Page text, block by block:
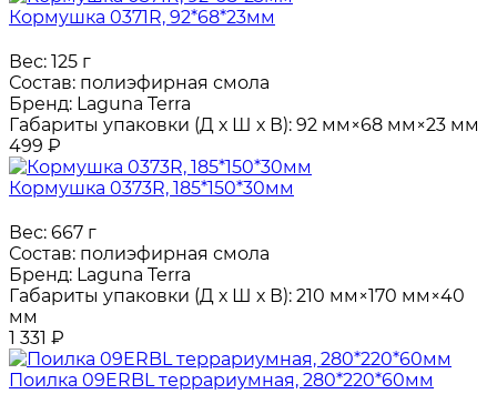
Кормушка 0371R, 92*68*23мм
Вес: 125 г
Состав: полиэфирная смола
Бренд: Laguna Terra
Габариты упаковки (Д х Ш х В): 92 мм×68 мм×23 мм
499 ₽
Кормушка 0373R, 185*150*30мм
Вес: 667 г
Состав: полиэфирная смола
Бренд: Laguna Terra
Габариты упаковки (Д х Ш х В): 210 мм×170 мм×40
мм
1 331 ₽
Поилка 09ERBL террариумная, 280*220*60мм